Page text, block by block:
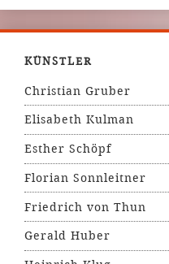
KÜNSTLER
Christian Gruber
Elisabeth Kulman
Esther Schöpf
Florian Sonnleitner
Friedrich von Thun
Gerald Huber